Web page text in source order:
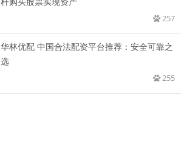
257
华林优配 中国合法配资平台推荐：安全可靠之
选
255